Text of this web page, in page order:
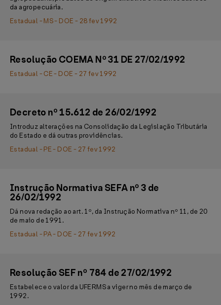
da agropecuária.
Estadual - MS - DOE - 28 fev 1992
Resolução COEMA Nº 31 DE 27/02/1992
Estadual - CE - DOE - 27 fev 1992
Decreto nº 15.612 de 26/02/1992
Introduz alterações na Consolidação da Legislação Tributária
do Estado e dá outras providências.
Estadual - PE - DOE - 27 fev 1992
Instrução Normativa SEFA nº 3 de
26/02/1992
Dá nova redação ao art. 1º, da Instrução Normativa nº 11, de 20
de maio de 1991.
Estadual - PA - DOE - 27 fev 1992
Resolução SEF nº 784 de 27/02/1992
Estabelece o valor da UFERMS a viger no mês de março de
1992.